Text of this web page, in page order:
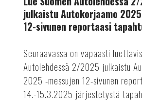
-
messujen
12-
reportaasi
tapahtumasta
julkaistu Autokorjaamo
12-sivunen reportaasi
Seuraavassa on vapaasti
Autolehdessä 2/2025 julkaistu
2025 -messujen 12-sivunen
14.-15.3.2025 järjestetystä